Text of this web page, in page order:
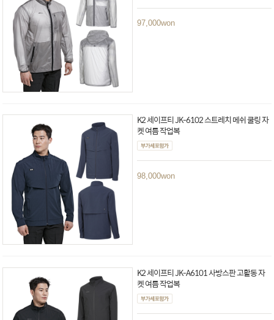
97,000won
K2 세이프티 JK-6102 스트레치 메쉬 쿨링 자
켓 여름 작업복
98,000won
K2 세이프티 JK-A6101 사방스판 고활동 자
켓 여름 작업복